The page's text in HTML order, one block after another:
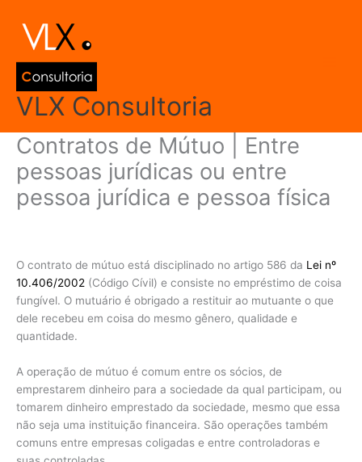
para
conteúdo
VLX Consultoria
Contratos de Mútuo | Entre
pessoas jurídicas ou entre
pessoa jurídica e pessoa física
O contrato de mútuo está disciplinado no artigo 586 da Lei nº
10.406/2002 (Código Cívil) e consiste no empréstimo de coisa
fungível. O mutuário é obrigado a restituir ao mutuante o que
dele recebeu em coisa do mesmo gênero, qualidade e
quantidade.
A operação de mútuo é comum entre os sócios, de
emprestarem dinheiro para a sociedade da qual participam, ou
tomarem dinheiro emprestado da sociedade, mesmo que essa
não seja uma instituição financeira. São operações também
comuns entre empresas coligadas e entre controladoras e